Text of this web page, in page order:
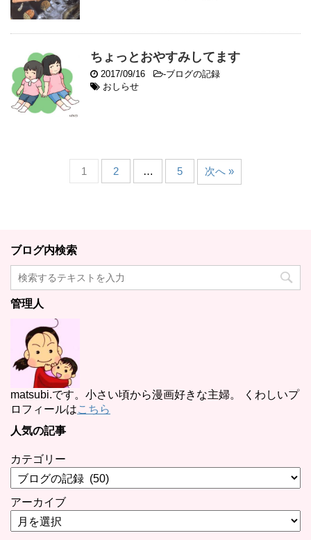
ちょっとおやすみしてます
2017/09/16 -ブログの記録
おしらせ
1 2 … 5 次へ »
ブログ内検索
管理人
matsubi.です。小さい頃から漫画好きな主婦。 くわしいプ
ロフィールはこちら
人気の記事
カテゴリー
アーカイブ